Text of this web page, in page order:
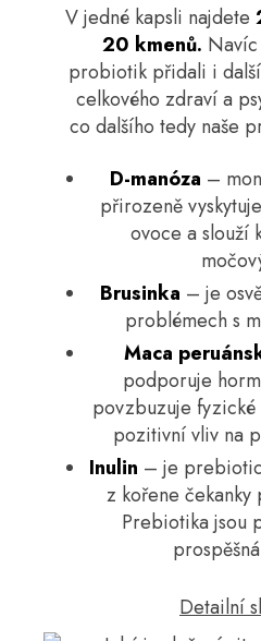
V jedné kapsli najdete
20 kmenů.
probiotik přidali i
celkového zdraví a
co dalšího tedy naše
D-manóza –
přirozeně
ovoce a slouží
Brusinka – je
problémech s
Maca
podporuje
povzbuzuje
pozitivní vliv na
Inulin – je
z kořene
Prebiotika jsou
Detailní